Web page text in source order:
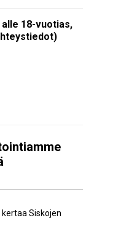
18-vuotias,
Siskojen